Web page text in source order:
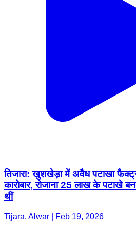
तिजारा: खुशखेड़ा में अवैध पटाखा
कारोबार, रोजाना 25 लाख के पटाखे
थीं
Tijara, Alwar | Feb 19, 2026